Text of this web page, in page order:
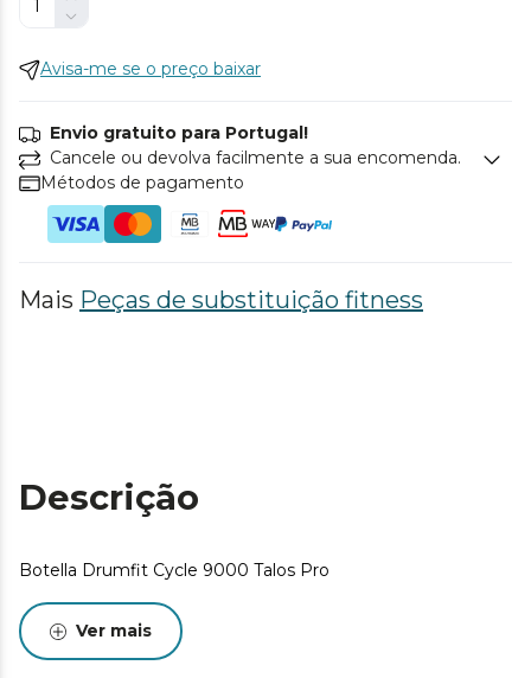
Avisa-me se o preço baixar
Envio gratuito para Portugal!
Cancele ou devolva facilmente a sua encomenda.
Métodos de pagamento
Mais Peças de substituição fitness
Descrição
Botella Drumfit Cycle 9000 Talos Pro
Ver mais